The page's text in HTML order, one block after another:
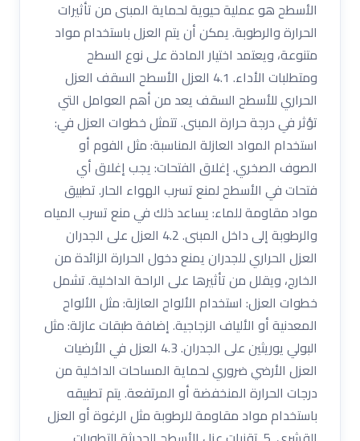
الأسطح هو عملية حيوية لحماية المبنى من تأثيرات
الحرارة والرطوبة. يمكن أن يتم العزل باستخدام مواد
متنوعة، ويعتمد اختيار المادة على نوع السطح
ومتطلبات الأداء. 4.1 العزل الأسطح السقف العزل
الحراري للأسطح السقف يعد من أهم العوامل التي
تؤثر في درجة حرارة المبنى. تتمثل خطوات العزل في:
استخدام المواد العازلة المناسبة: مثل الفوم أو
الصوف الصخري. إغلاق الفتحات: يجب إغلاق أي
فتحات في الأسطح لمنع تسرب الهواء الحار. تطبيق
مواد مقاومة للماء: يساعد ذلك في منع تسرب المياه
والرطوبة إلى داخل المبنى. 4.2 العزل على الجدران
العزل الحراري للجدران يمنع دخول الحرارة الزائدة من
الخارج، ويقلل من تأثيرها على الراحة الداخلية. تشمل
خطوات العزل: استخدام الألواح العازلة: مثل الألواح
المعدنية أو الألياف الزجاجية. إضافة طبقات عازلة: مثل
البولي يوريثين على الجدران. 4.3 العزل في الأرضيات
العزل الأرضي ضروري لحماية المساحات الداخلية من
درجات الحرارة المنخفضة أو المرتفعة. يتم تطبيقه
باستخدام مواد مقاومة للرطوبة مثل الرغوة أو العزل